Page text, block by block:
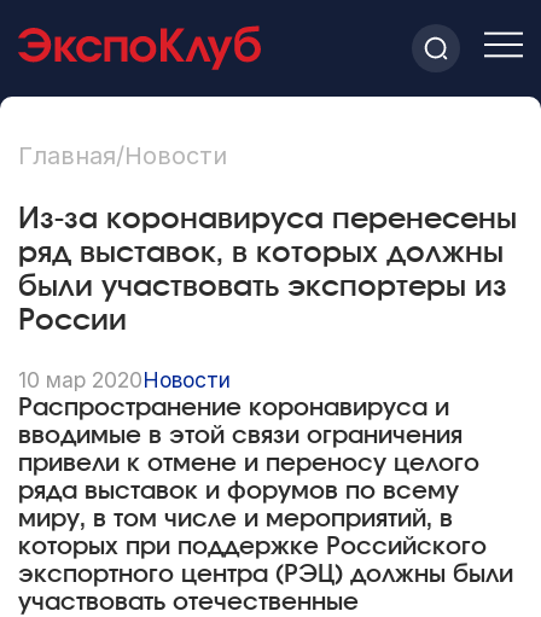
Главная/Новости
Из-за коронавируса перенесены
ряд выставок, в которых должны
были участвовать экспортеры из
России
10 мар 2020Новости
Распространение коронавируса и
вводимые в этой связи ограничения
привели к отмене и переносу целого
ряда выставок и форумов по всему
миру, в том числе и мероприятий, в
которых при поддержке Российского
экспортного центра (РЭЦ) должны были
участвовать отечественные